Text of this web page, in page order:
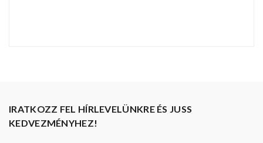
IRATKOZZ FEL HÍRLEVELÜNKRE ÉS JUSS
KEDVEZMÉNYHEZ!